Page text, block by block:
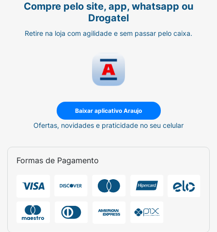
Compre pelo site, app, whatsapp ou
Drogatel
Retire na loja com agilidade e sem passar pelo caixa.
Baixar aplicativo Araujo
Ofertas, novidades e praticidade no seu celular
Formas de Pagamento